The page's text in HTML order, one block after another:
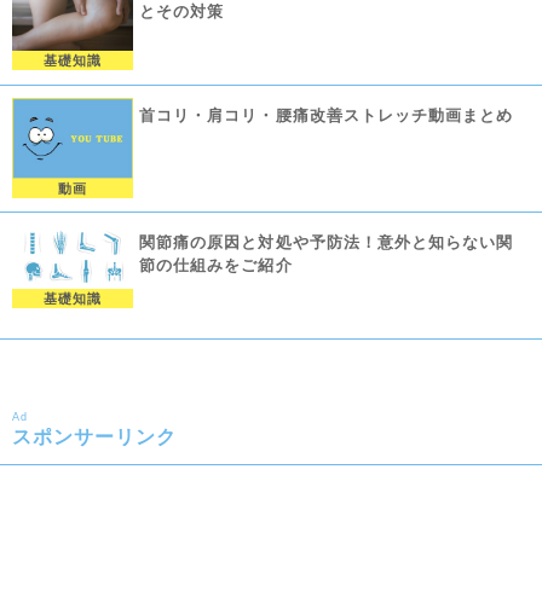
基礎知識
とその対策
動画
首コリ・肩コリ・腰痛改善ストレッチ動画まとめ
基礎知識
関節痛の原因と対処や予防法！意外と知らない関
節の仕組みをご紹介
Ad
スポンサーリンク